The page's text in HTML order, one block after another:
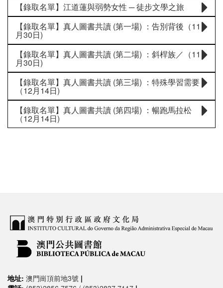
【錄取名單】江道蓮與弱勢女性 ─ 徒步文學之旅
【錄取名單】真人圖書共讀 (第一場) ：告別背後（11
月30日)
【錄取名單】真人圖書共讀 (第二場) ：斜桿族／（11
月30日)
【錄取名單】真人圖書共讀 (第三場) ：特殊學習需要
（12月14日)
【錄取名單】真人圖書共讀 (第四場) ：暢跑馬拉松
（12月14日)
地址: 澳門崗頂前地3號 |